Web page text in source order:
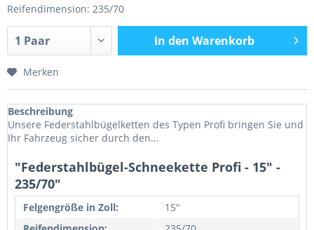
Reifendimension: 235/70
In den Warenkorb
Merken
Beschreibung
Unsere Federstahlbügelketten des Typen Profi bringen Sie und
Ihr Fahrzeug sicher durch den...
"Federstahlbügel-Schneekette Profi - 15" -
235/70"
Felgengröße in Zoll:
15"